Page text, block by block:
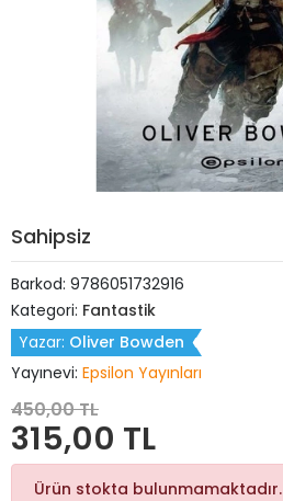
Sahipsiz
Barkod: 9786051732916
Kategori: Fantastik
Yazar: Oliver Bowden
Yayınevi: Epsilon Yayınları
450,00 TL
315,00 TL
Ürün stokta bulunmamaktadır.